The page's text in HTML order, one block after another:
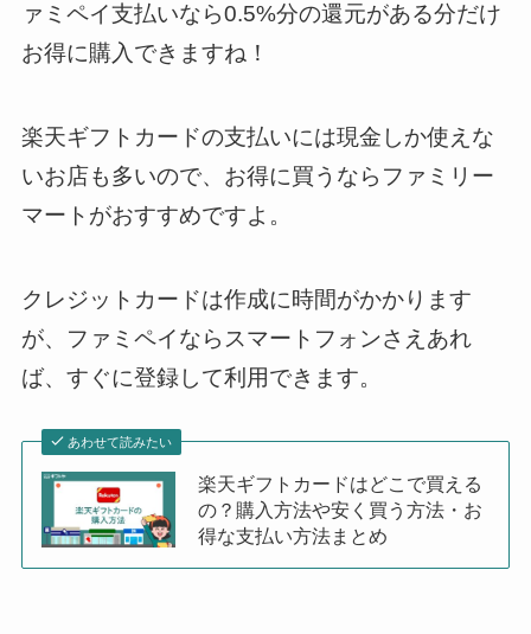
ァミペイ支払いなら0.5%分の還元がある分だけ
お得に購入できますね！
楽天ギフトカードの支払いには現金しか使えな
いお店も多いので、お得に買うならファミリー
マートがおすすめですよ。
クレジットカードは作成に時間がかかります
が、ファミペイならスマートフォンさえあれ
ば、すぐに登録して利用できます。
あわせて読みたい
楽天ギフトカードはどこで買える
の？購入方法や安く買う方法・お
得な支払い方法まとめ